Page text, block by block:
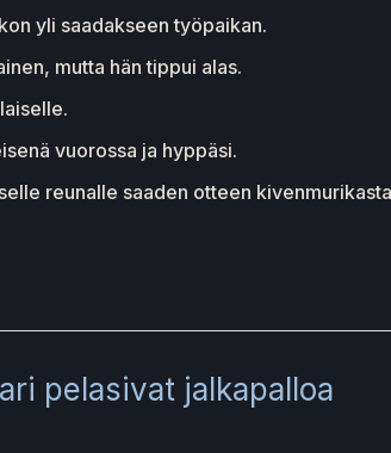
yli saadakseen työpaikan.
mutta hän tippui alas.
vuorossa ja hyppäsi.
reunalle saaden otteen
pelasivat jalkapalloa